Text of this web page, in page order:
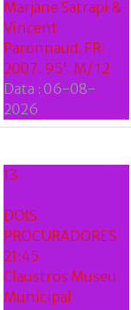
Marjane Satrapi &
Vincent
Paronnaud. FR:
2007. 95'. M/ 12
Data : 06-08-
2026
13
DOIS
PROCURADORES
21:45
Claustros Museu
Municipal